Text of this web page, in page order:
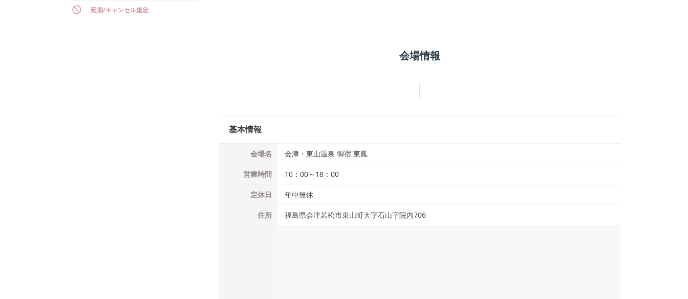
延期/キャンセル規定
会場情報
基本情報
会場名 会津・東山温泉 御宿 東鳳
営業時間 10：00～18：00
定休日 年中無休
住所 福島県会津若松市東山町大字石山字院内706